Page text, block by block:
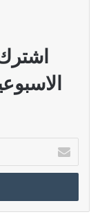
بريدك
الإلكتروني